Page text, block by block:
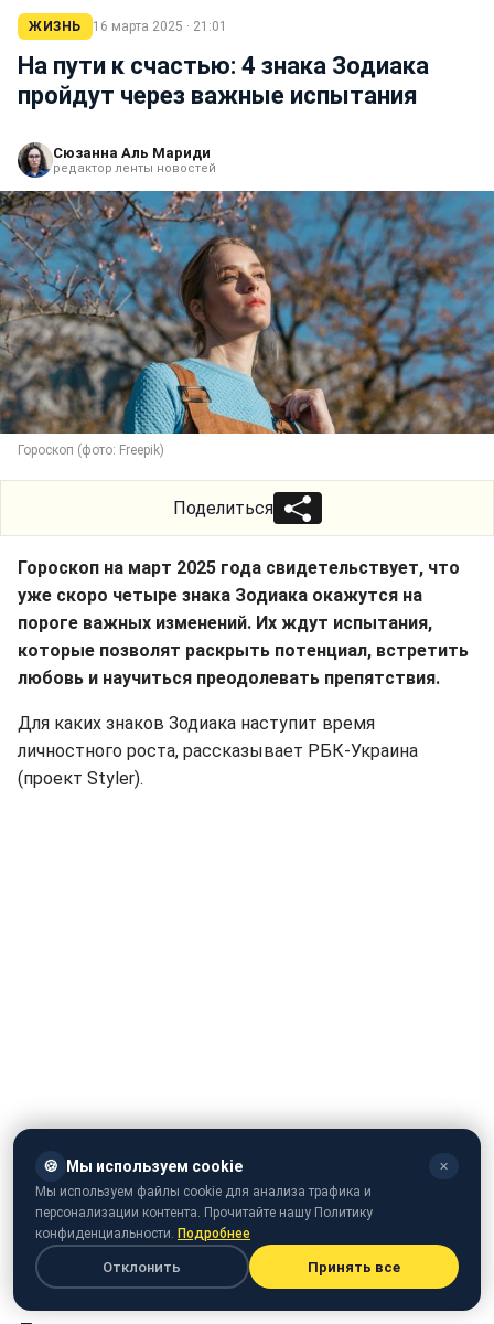
ЖИЗНЬ 16 марта 2025 · 21:01
На пути к счастью: 4 знака Зодиака
пройдут через важные испытания
Сюзанна Аль Мариди
редактор ленты новостей
Гороскоп (фото: Freepik)
Поделиться
Гороскоп на март 2025 года свидетельствует, что
уже скоро четыре знака Зодиака окажутся на
пороге важных изменений. Их ждут испытания,
которые позволят раскрыть потенциал, встретить
любовь и научиться преодолевать препятствия.
Для каких знаков Зодиака наступит время
личностного роста, рассказывает РБК-Украина
(проект Styler).
🍪 Мы используем cookie ✕
Мы используем файлы cookie для анализа трафика и
персонализации контента. Прочитайте нашу Политику
конфиденциальности. Подробнее
Отклонить Принять все